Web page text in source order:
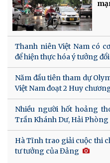
Thanh niên Việt Nam có
để hiện thực hóa ý tưởng
Năm đầu tiên tham dự
Việt Nam đoạt 2 Huy
Nhiều người hốt hoảng
Trần Khánh Dư, Hải Phòng
Hà Tĩnh trao giải cuộc thi
tư tưởng của Đảng